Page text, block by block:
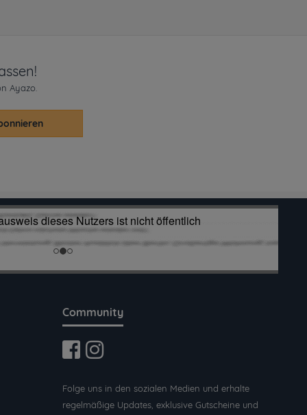
Ayazo.
Community
Folge uns in den sozialen Medien und erhalte
regelmäßige Updates, exklusive Gutscheine und